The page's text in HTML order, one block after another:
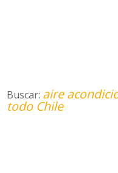
Buscar: aire
todo Chile